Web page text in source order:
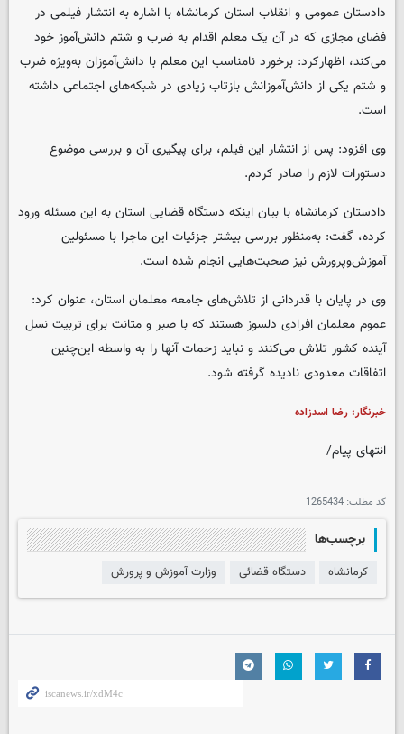
دادستان عمومی و انقلاب استان کرمانشاه با اشاره به انتشار فیلمی در
فضای مجازی که در آن یک معلم اقدام به ضرب و شتم دانش‌آموز خود
می‌کند، اظهارکرد: برخورد نامناسب این معلم با دانش‌آموزان به‌ویژه ضرب
و شتم یکی از دانش‌آموزانش بازتاب زیادی در شبکه‌های اجتماعی داشته
است.
وی افزود: پس از انتشار این فیلم، برای پیگیری آن و بررسی موضوع
دستورات لازم را صادر کردم.
دادستان کرمانشاه با بیان اینکه دستگاه قضایی استان به این مسئله ورود
کرده، گفت: به‌منظور بررسی بیشتر جزئیات این ماجرا با مسئولین
آموزش‌وپرورش نیز صحبت‌هایی انجام شده است.
وی در پایان با قدردانی از تلاش‌های جامعه معلمان استان، عنوان کرد:
عموم معلمان افرادی دلسوز هستند که با صبر و متانت برای تربیت نسل
آینده کشور تلاش می‌کنند و نباید زحمات آنها را به واسطه این‌چنین
اتفاقات معدودی نادیده گرفته شود.
خبرنگار: رضا اسدزاده
انتهای پیام/
کد مطلب: 1265434
برچسب‌ها
کرمانشاه دستگاه قضائی وزارت آموزش و پرورش